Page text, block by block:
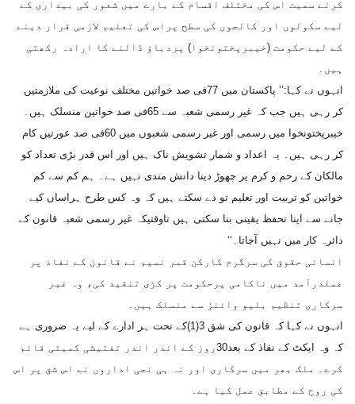
کرنے سمیت اس کی مختلف اقسام کے بارے میں شعور کی بیداری کے
لیے سکولوں اور کالجوں کی سطح پراس کی تعلیم لازمی قرار دینے
کے لیے حکومت (خیبرپختونخوا) پردباؤ ڈالنے کا ارادہ رکھتی
ہیں۔
انہوں نے کہا:’’ پاکستان میں 77فی صد خواتین مختلف نوعیت کی ملازمتیں
کر رہی ہیں جب کہ غیر رسمی شعبہ سے 65فی صد خواتین منسلک ہیں۔
خیبرپختونخوا میں رسمی اور غیر رسمی شعبوں میں 60فی صد عورتیں کام
کر رہی ہیں۔ یہ اعداد و شمار تشویش ناک ہیں اور اس قدر بڑی تعداد کو
مالکان کے رحم و کرم پر چھوڑ دینا دانش مندی نہیں ہے۔ ہم کم سے کم
خواتین کو تربیت اور تعلیم تو دے سکتے ہیں کہ وہ کس طرح ہراساں کیے
جانے سے اپنا تحفظ یقینی بنا سکتی ہیں تاوقتیکہ غیر رسمی شعبہ قانون کے
دائرہ کار میں نہیں آجاتا۔‘‘
انسانی حقوق کی سرگرم کارکن قمر نسیم نے قانون کے نفاذ پر
عملدرآمد میں ناکامی پرحکومت پر کڑی تنقید کی، وہ غیر
سرکاری تنظیم بلیو وائنز سے منسلک ہیں۔
انہوں نے کہا کہ قانون کی شق 3(1)کے تحت ہر ادارے کے لیے یہ ضروری ہے
کہ وہ ایکٹ کے نفاذ کے بعد30روز کے اندر اندر تفتیشی کمیٹی قائم
کرے۔ ملک بھر میں سرکاری اور نہ ہی نجی اداروں نے اس شق پر اس
کی روح کے مطابق عمل کیا ہے۔